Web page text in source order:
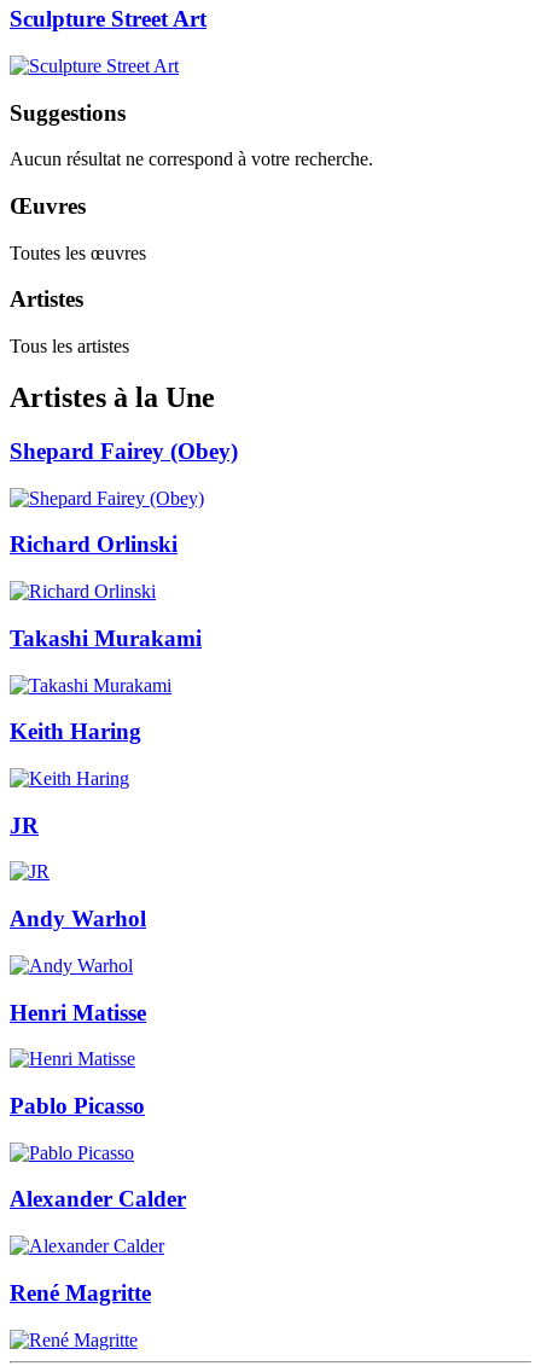
Sculpture Street Art
Suggestions
Aucun résultat ne correspond à votre recherche.
Œuvres
Toutes les œuvres
Artistes
Tous les artistes
Artistes à la Une
Shepard Fairey (Obey)
Richard Orlinski
Takashi Murakami
Keith Haring
JR
Andy Warhol
Henri Matisse
Pablo Picasso
Alexander Calder
René Magritte